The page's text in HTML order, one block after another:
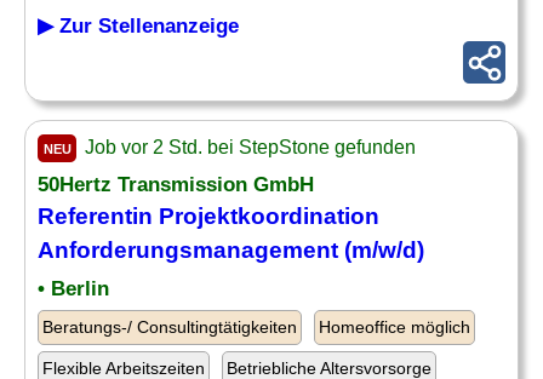
▶ Zur Stellenanzeige
NEU Job vor 2 Std. bei StepStone gefunden
50Hertz Transmission GmbH
Referentin Projektkoordination
Anforderungsmanagement (m/w/d)
• Berlin
Beratungs-/ Consultingtätigkeiten Homeoffice möglich
Flexible Arbeitszeiten Betriebliche Altersvorsorge